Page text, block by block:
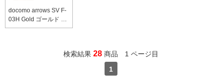
docomo arrows SV F-
03H Gold ゴールド 66
2
検索結果 28 商品 1 ページ目
1